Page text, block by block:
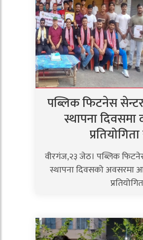
पब्लिक फिटनेस
स्थापना दिवसमा
वीरगंज,२३ जेठ। पब्लिक
स्थापना दिवसको अवसरमा